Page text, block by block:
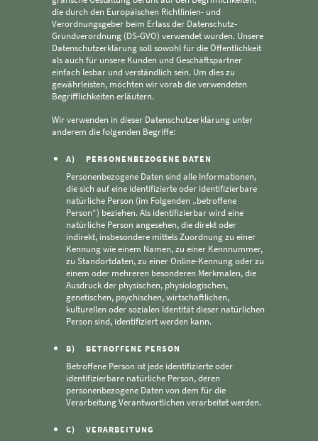
die durch den Europäischen Richtlinien- und
Verordnungsgeber beim Erlass der Datenschutz-
Grundverordnung (DS-GVO) verwendet wurden. Unsere
Datenschutzerklärung soll sowohl für die Öffentlichkeit
als auch für unsere Kunden und Geschäftspartner
einfach lesbar und verständlich sein. Um dies zu
gewährleisten, möchten wir vorab die verwendeten
Begrifflichkeiten erläutern.
Wir verwenden in dieser Datenschutzerklärung unter
anderem die folgenden Begriffe:
A) PERSONENBEZOGENE DATEN
Personenbezogene Daten sind alle Informationen,
die sich auf eine identifizierte oder identifizierbare
natürliche Person (im Folgenden „betroffene
Person“) beziehen. Als identifizierbar wird eine
natürliche Person angesehen, die direkt oder
indirekt, insbesondere mittels Zuordnung zu einer
Kennung wie einem Namen, zu einer Kennnummer,
zu Standortdaten, zu einer Online-Kennung oder zu
einem oder mehreren besonderen Merkmalen, die
Ausdruck der physischen, physiologischen,
genetischen, psychischen, wirtschaftlichen,
kulturellen oder sozialen Identität dieser natürlichen
Person sind, identifiziert werden kann.
B) BETROFFENE PERSON
Betroffene Person ist jede identifizierte oder
identifizierbare natürliche Person, deren
personenbezogene Daten von dem für die
Verarbeitung Verantwortlichen verarbeitet werden.
C) VERARBEITUNG